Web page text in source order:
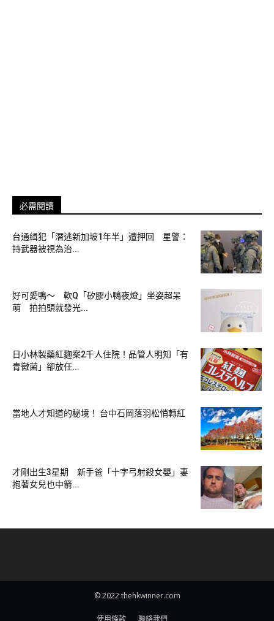
隅寧靜。日系現代建築低調樸實，展現沈穩內斂的人文氣息。
天然純淨且符合衛生標準的白磺溫泉泡起來更舒服！
價格優惠，CP值超高！
（圖片來源：Klook）
提前致電預約：02-2892-8288
北投麗之湯溫泉會館鄰近地熱谷、綠建築圖書館、北投溫泉博
物館，很適合來一場溫泉輕旅行。室內有木質地板、精緻湯
屋，還有原石溫泉浴池，享受日式和風美湯之旅！特有的美人
必需閱讀
台通緝犯「潛逃新加坡1年半」遭押回 星警：
持武器被視為治...
好可愛鴨～ 軟Q「矽膠小鴨夜燈」坐姿超呆
萌 拍拍頭就發光...
日小林製藥紅麴案2千人住院！品管人明知「有
青黴菌」卻放任...
當地人才知道的秘境！ 台中石岡落羽松悄轉紅
才剛出生3星期 新手爸「十字弓射殺女嬰」妻
抱著女兒也中箭...
© 2022 thehkwinner.com
使用條款 聯絡我們